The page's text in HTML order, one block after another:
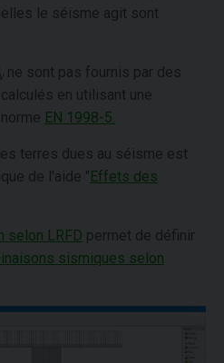
le séisme agit sont
v ne sont pas fournis par des
en utilisant une
EN 1998-5.
terres dues au séisme est
de l'aide "Effets des
selon LRFD permet de définir
sismiques selon